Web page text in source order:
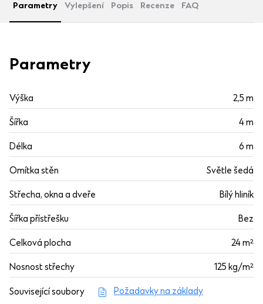
Parametry Vylepšení Popis Recenze FAQ
Parametry
Výška 2,5 m
Šířka 4 m
Délka 6 m
Omítka stěn Světle šedá
Střecha, okna a dveře Bílý hliník
Šířka přístřešku Bez
Celková plocha 24 m²
Nosnost střechy 125 kg/m²
Související soubory Požadavky na základy